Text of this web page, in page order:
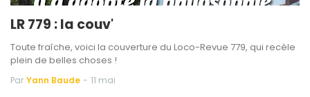
LR 779 : la couv'
Toute fraîche, voici la couverture du Loco-Revue 779, qui recèle
plein de belles choses !
Par Yann Baude - 11 mai